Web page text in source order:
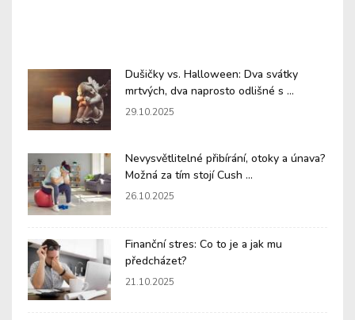
Dušičky vs. Halloween: Dva svátky
mrtvých, dva naprosto odlišné s ...
29.10.2025
Nevysvětlitelné přibírání, otoky a únava?
Možná za tím stojí Cush ...
26.10.2025
Finanční stres: Co to je a jak mu
předcházet?
21.10.2025